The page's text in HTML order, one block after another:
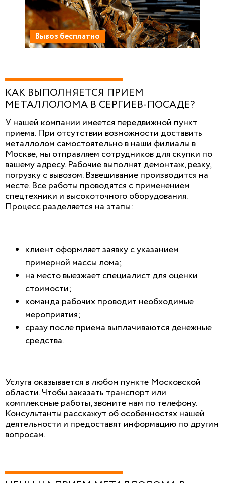
Вывоз бесплатно
КАК ВЫПОЛНЯЕТСЯ ПРИЕМ
МЕТАЛЛОЛОМА В СЕРГИЕВ-ПОСАДЕ?
У нашей компании имеется передвижной пункт
приема. При отсутствии возможности доставить
металлолом самостоятельно в наши филиалы в
Москве, мы отправляем сотрудников для скупки по
вашему адресу. Рабочие выполнят демонтаж, резку,
погрузку с вывозом. Взвешивание производится на
месте. Все работы проводятся с применением
спецтехники и высокоточного оборудования.
Процесс разделяется на этапы:
клиент оформляет заявку с указанием
примерной массы лома;
на место выезжает специалист для оценки
стоимости;
команда рабочих проводит необходимые
мероприятия;
сразу после приема выплачиваются денежные
средства.
Услуга оказывается в любом пункте Московской
области. Чтобы заказать транспорт или
комплексные работы, звоните нам по телефону.
Консультанты расскажут об особенностях нашей
деятельности и предоставят информацию по другим
вопросам.